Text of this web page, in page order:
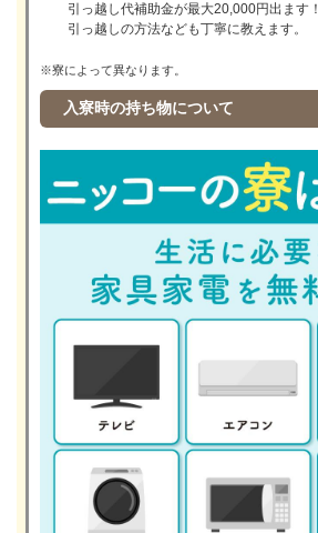
引っ越し代補助金が最大20,000円出ます！
引っ越しの方法なども丁寧に教えます。
※寮によって異なります。
入寮時の持ち物について